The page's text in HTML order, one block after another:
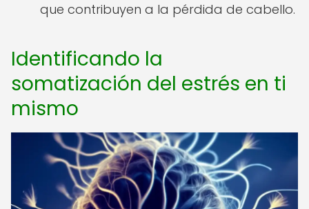
que contribuyen a la pérdida de cabello.
Identificando la
somatización del estrés en ti
mismo